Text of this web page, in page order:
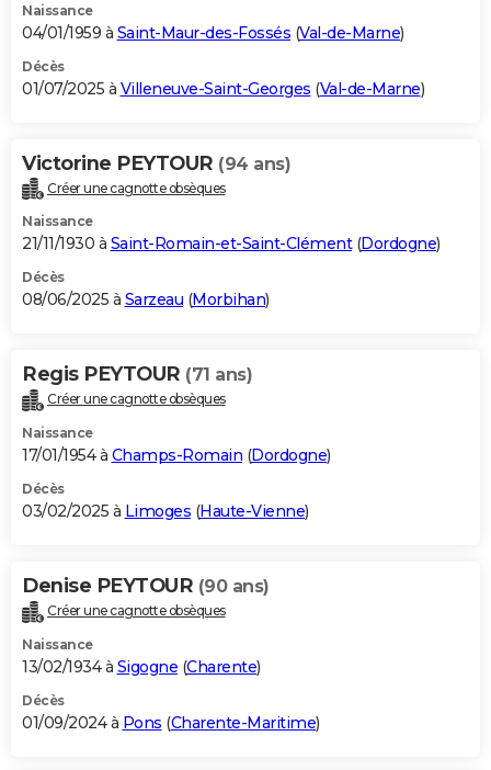
Naissance
04/01/1959 à Saint-Maur-des-Fossés (Val-de-Marne)
Décès
01/07/2025 à Villeneuve-Saint-Georges (Val-de-Marne)
Victorine PEYTOUR (94 ans)
Créer une cagnotte obsèques
Naissance
21/11/1930 à Saint-Romain-et-Saint-Clément(Dordogne)
Décès
08/06/2025 à Sarzeau (Morbihan)
Regis PEYTOUR (71 ans)
Créer une cagnotte obsèques
Naissance
17/01/1954 à Champs-Romain (Dordogne)
Décès
03/02/2025 à Limoges (Haute-Vienne)
Denise PEYTOUR (90 ans)
Créer une cagnotte obsèques
Naissance
13/02/1934 à Sigogne (Charente)
Décès
01/09/2024 à Pons (Charente-Maritime)